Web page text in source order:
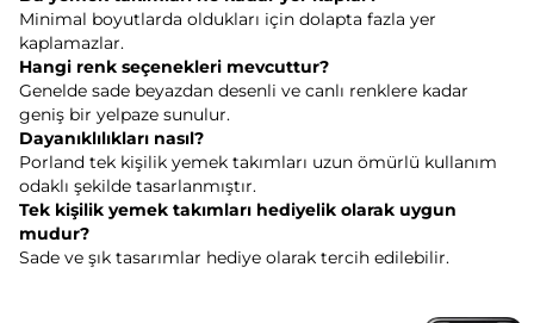
Minimal boyutlarda oldukları için dolapta fazla yer
kaplamazlar.
Hangi renk seçenekleri mevcuttur?
Genelde sade beyazdan desenli ve canlı renklere kadar
geniş bir yelpaze sunulur.
Dayanıklılıkları nasıl?
Porland tek kişilik yemek takımları uzun ömürlü kullanım
odaklı şekilde tasarlanmıştır.
Tek kişilik yemek takımları hediyelik olarak uygun
mudur?
Sade ve şık tasarımlar hediye olarak tercih edilebilir.